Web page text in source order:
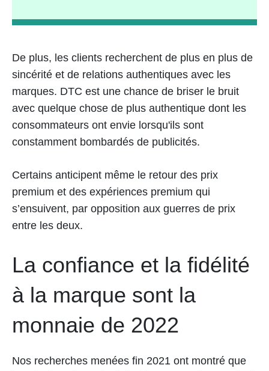
De plus, les clients recherchent de plus en plus de
sincérité et de relations authentiques avec les
marques. DTC est une chance de briser le bruit
avec quelque chose de plus authentique dont les
consommateurs ont envie lorsqu'ils sont
constamment bombardés de publicités.
Certains anticipent même le retour des prix
premium et des expériences premium qui
s’ensuivent, par opposition aux guerres de prix
entre les deux.
La confiance et la fidélité
à la marque sont la
monnaie de 2022
Nos recherches menées fin 2021 ont montré que